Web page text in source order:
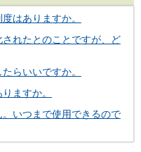
はありますか。
れたとのことですが、ど
らいいですか。
ますか。
いつまで使用できるので